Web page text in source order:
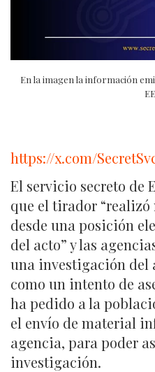
En la imagen la información
https://x.com/
El servicio secreto de
que el tirador
desde una posición
del acto” y las
una investigación del
como un intento de
ha pedido a la
el envío de material
agencia, para poder
investigación.